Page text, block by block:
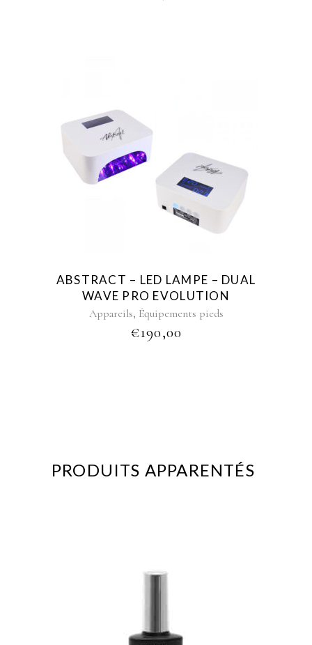
ABSTRACT – LED LAMPE – DUAL
WAVE PRO EVOLUTION
Appareils, Équipements pieds
€190,00
PRODUITS APPARENTÉS